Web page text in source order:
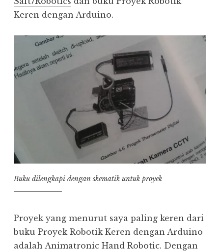
Keren dengan Arduino.
Buku dilengkapi dengan skematik untuk proyek
Proyek yang menurut saya paling keren dari
buku Proyek Robotik Keren dengan Arduino
adalah Animatronic Hand Robotic. Dengan